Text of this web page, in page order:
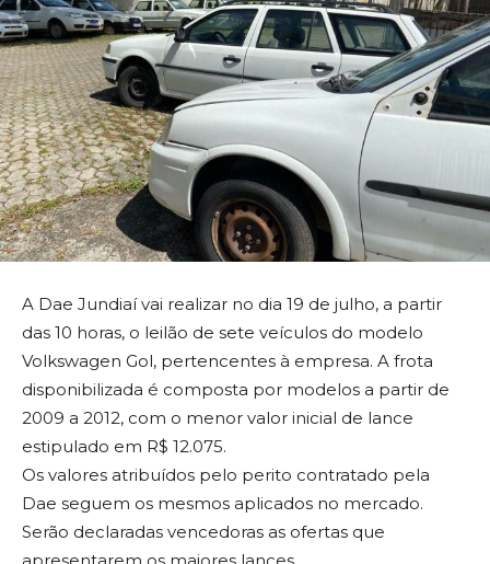
A Dae Jundiaí vai realizar no dia 19 de julho, a partir
das 10 horas, o leilão de sete veículos do modelo
Volkswagen Gol, pertencentes à empresa. A frota
disponibilizada é composta por modelos a partir de
2009 a 2012, com o menor valor inicial de lance
estipulado em R$ 12.075.
Os valores atribuídos pelo perito contratado pela
Dae seguem os mesmos aplicados no mercado.
Serão declaradas vencedoras as ofertas que